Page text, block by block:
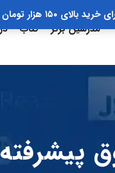
مدرسین برتر کتاب